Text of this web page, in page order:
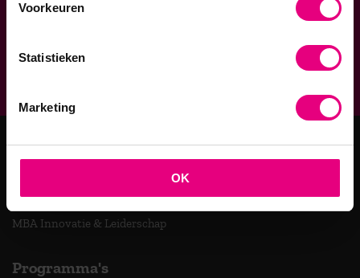
Voorkeuren
Statistieken
Marketing
OK
Masteropleidingen
MBA Innovatie & Leiderschap
Programma's